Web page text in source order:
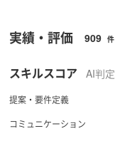
実績・評価 909 件
スキルスコア AI判定
提案・要件定義
コミュニケーション